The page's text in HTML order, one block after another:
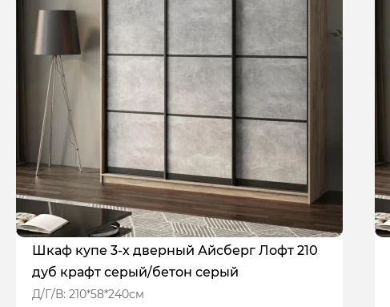
Шкаф купе 3-х дверный Айсберг Лофт 210
дуб крафт серый/бетон серый
Д/Г/В: 210*58*240см